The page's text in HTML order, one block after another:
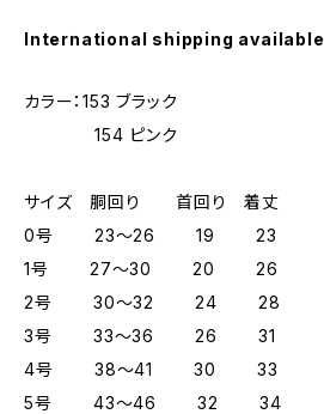
International shipping available
カラー：153 ブラック
154 ピンク
サイズ 胴回り 首回り 着丈
0号 23～26 19 23
1号 27～30 20 26
2号 30～32 24 28
3号 33～36 26 31
4号 38～41 30 33
5号 43～46 32 34